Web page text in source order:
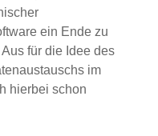
ein Ende zu
für die Idee des
im
hierbei schon